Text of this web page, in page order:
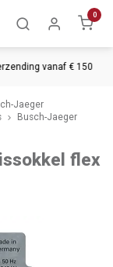
0
vanaf € 150
Jaeger
Busch-Jaeger
flex